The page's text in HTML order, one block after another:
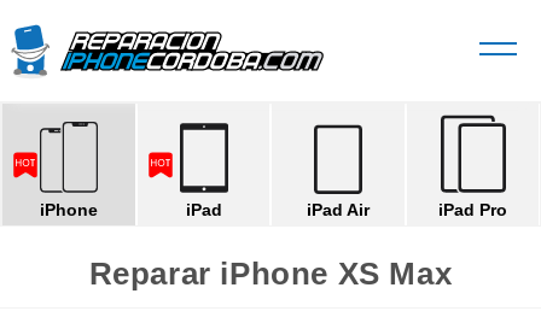
iPhone iPad iPad Air iPad Pro
Reparar iPhone XS Max